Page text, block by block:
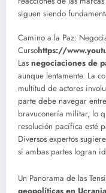
siguen siendo
Camino a la Paz:
Cursohttps://
Las negociaciones de
aunque lentamente. La
multitud de actores
parte debe navegar
bravuconería militar, lo
resolución pacífica esté
Diversos expertos
si ambas partes logran
Un Panorama de las